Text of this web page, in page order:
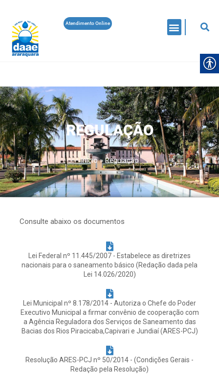
Atendimento Online
REGULAÇÃO
Início»Regulação
Consulte abaixo os documentos
Lei Federal nº 11.445/2007 - Estabelece as diretrizes
nacionais para o saneamento básico (Redação dada pela
Lei 14.026/2020)
Lei Municipal nº 8.178/2014 - Autoriza o Chefe do Poder
Executivo Municipal a firmar convênio de cooperação com
a Agência Reguladora dos Serviços de Saneamento das
Bacias dos Rios Piracicaba,Capivari e Jundiaí (ARES-PCJ)
Resolução ARES-PCJ nº 50/2014 - (Condições Gerais -
Redação pela Resolução)